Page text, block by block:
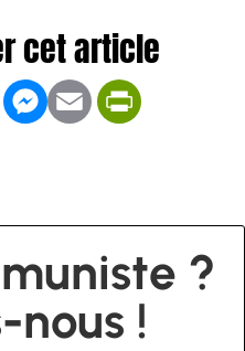
WhatsApp
Messenger
Email
?
nous !